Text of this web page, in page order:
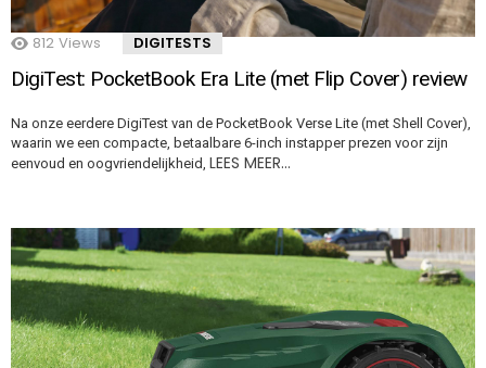
812 Views DIGITESTS
DigiTest: PocketBook Era Lite (met Flip Cover) review
Na onze eerdere DigiTest van de PocketBook Verse Lite (met Shell Cover),
waarin we een compacte, betaalbare 6-inch instapper prezen voor zijn
eenvoud en oogvriendelijkheid, LEES MEER…